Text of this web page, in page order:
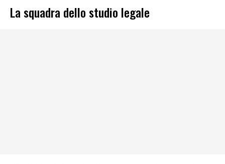
La squadra dello studio legale